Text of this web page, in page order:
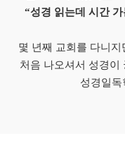
“성경 읽는데 시간
몇 년째 교회를 다니지
처음 나오셔서 성경이
성경일